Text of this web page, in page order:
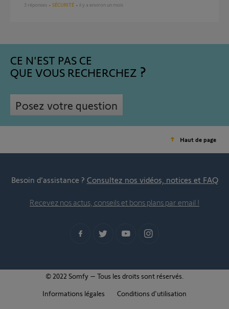
3 réponses SÉCURITÉ il y a environ un mois
CE N'EST PAS CE
QUE VOUS RECHERCHEZ
Posez votre question
Haut de page
Besoin d’assistance ? Consultez nos vidéos, notices et FAQ
Recevez nos actus, conseils et bons plans par email !
© 2022 Somfy – Tous les droits sont réservés.
Informations légales
Conditions d'utilisation